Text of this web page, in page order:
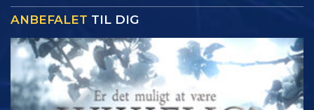
ANBEFALET TIL DIG